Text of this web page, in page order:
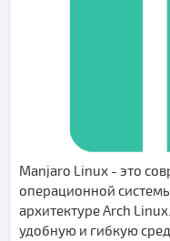
Manjaro Linux - это
операционной
архитектуре Arch
удобную и гибкую